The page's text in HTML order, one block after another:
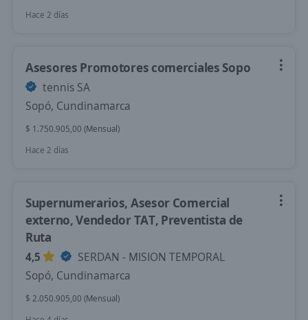
Hace 2 días
Asesores Promotores comerciales Sopo
tennis SA
Sopó, Cundinamarca
$ 1.750.905,00 (Mensual)
Hace 2 días
Supernumerarios, Asesor Comercial
externo, Vendedor TAT, Preventista de
Ruta
4,5
SERDAN - MISION TEMPORAL
Sopó, Cundinamarca
$ 2.050.905,00 (Mensual)